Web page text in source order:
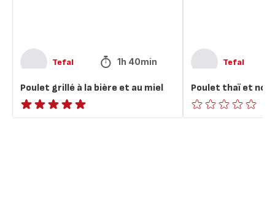
Tefal 1h 40min
Poulet grillé à la bière et au miel
ratings.NaN
Tefal
Poulet thaï et
ratings.0